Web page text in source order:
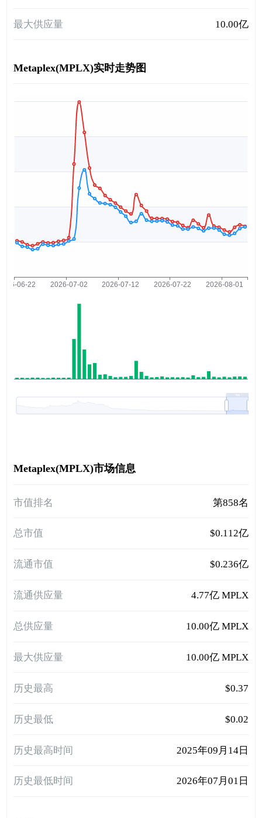
最大供应量 10.00亿
Metaplex(MPLX)实时走势图
Metaplex(MPLX)市场信息
市值排名 第858名
总市值 $0.112亿
流通市值 $0.236亿
流通供应量 4.77亿 MPLX
总供应量 10.00亿 MPLX
最大供应量 10.00亿 MPLX
历史最高 $0.37
历史最低 $0.02
历史最高时间 2025年09月14日
历史最低时间 2026年07月01日